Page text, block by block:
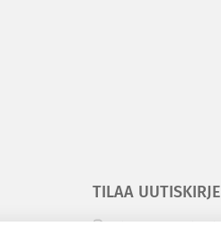
TILAA UUTISKIRJE